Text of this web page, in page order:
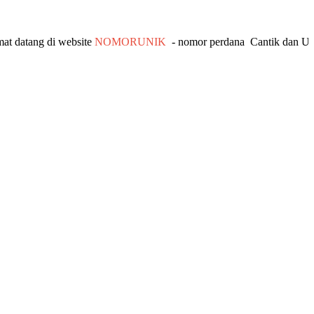
di websiteNOMORUNIK- nomorperdana Cantik dan Unik -